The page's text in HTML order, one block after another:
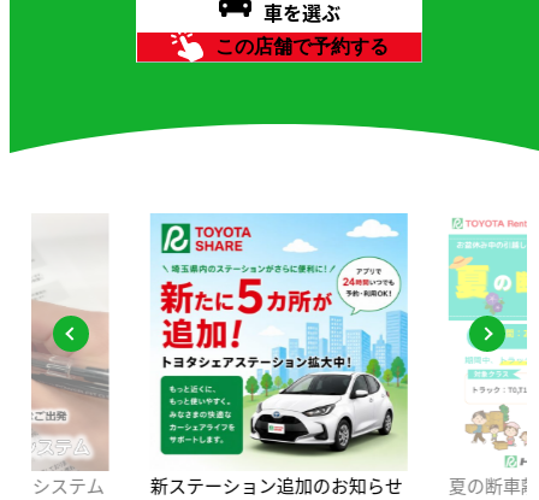
車を選ぶ
この店舗で予約する
ンシステム 新ステーション追加のお知らせ 夏の断車